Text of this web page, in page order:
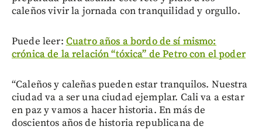
caleños vivir la jornada con tranquilidad y orgullo.
Puede leer: Cuatro años a bordo de sí mismo:
crónica de la relación “tóxica” de Petro con el poder
“Caleños y caleñas pueden estar tranquilos. Nuestra
ciudad va a ser una ciudad ejemplar. Cali va a estar
en paz y vamos a hacer historia. En más de
doscientos años de historia republicana de